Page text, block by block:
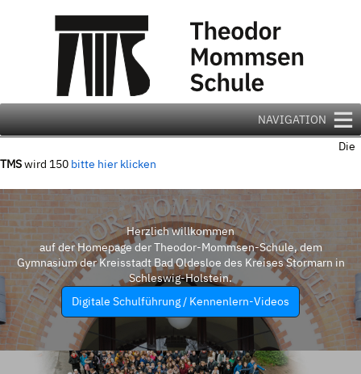
NAVIGATION
Die
TMSwird 150 bitte hier klicken
Herzlich willkommen
auf der Homepage der Theodor-Mommsen-Schule, dem
Gymnasium der Kreisstadt Bad Oldesloe des Kreises Stormarn in
Schleswig-Holstein.
Digitale Schulführung / Kennenlern-Videos